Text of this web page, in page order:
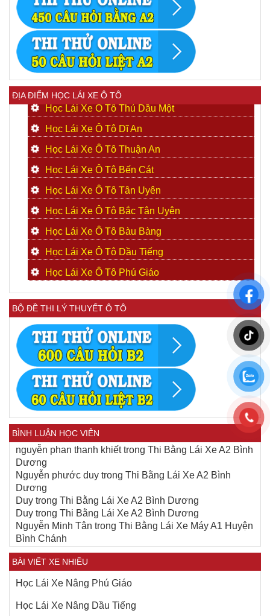
ĐỊA ĐIỂM HỌC LÁI XE Ô TÔ
Học Lái Xe Ô Tô Thủ Dầu Một
Học Lái Xe Ô Tô Dĩ An
Học Lái Xe Ô Tô Thuận An
Học Lái Xe Ô Tô Bến Cát
Học Lái Xe Ô Tô Tân Uyên
Học Lái Xe Ô Tô Bắc Tân Uyên
Học Lái Xe Ô Tô Bàu Bàng
Học Lái Xe Ô Tô Dầu Tiếng
Học Lái Xe Ô Tô Phú Giáo
BỘ ĐỀ THI LÝ THUYẾT Ô TÔ
BÌNH LUẬN HỌC VIÊN
nguyễn phan thanh khiếttrong Thi Bằng Lái Xe A2 Bình
Dương
Nguyễn phước duy trong Thi Bằng Lái Xe A2 Bình
Dương
Duy trong Thi Bằng Lái Xe A2 Bình Dương
Duy trong Thi Bằng Lái Xe A2 Bình Dương
Nguyễn Minh Tân trong Thi Bằng Lái Xe Máy A1 Huyện
Bình Chánh
BÀI VIẾT XE NHIỀU
Học Lái Xe Nâng Phú Giáo
Học Lái Xe Nâng Dầu Tiếng